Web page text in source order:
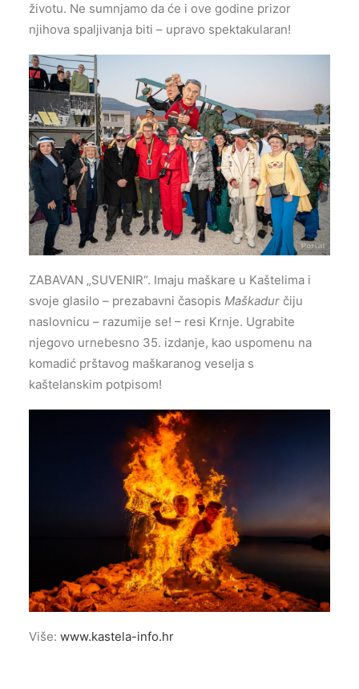
životu. Ne sumnjamo da će i ove godine prizor
njihova spaljivanja biti – upravo spektakularan!
ZABAVAN „SUVENIR“. Imaju maškare u Kaštelima i
svoje glasilo – prezabavni časopis Maškadur čiju
naslovnicu – razumije se! – resi Krnje. Ugrabite
njegovo urnebesno 35. izdanje, kao uspomenu na
komadić prštavog maškaranog veselja s
kaštelanskim potpisom!
Više: www.kastela-info.hr